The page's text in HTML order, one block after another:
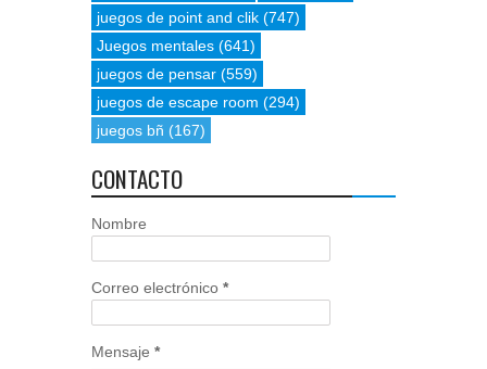
juegos de point and clik (747)
Juegos mentales (641)
juegos de pensar (559)
juegos de escape room (294)
juegos bñ (167)
CONTACTO
Nombre
Correo electrónico *
Mensaje *